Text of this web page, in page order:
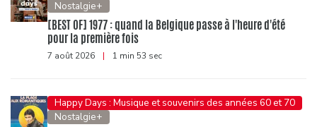
Nostalgie+
[BEST OF] 1977 : quand la Belgique passe à l'heure d'été
pour la première fois
7 août 2026 | 1 min 53 sec
Happy Days : Musique et souvenirs des années 60 et 70
Nostalgie+